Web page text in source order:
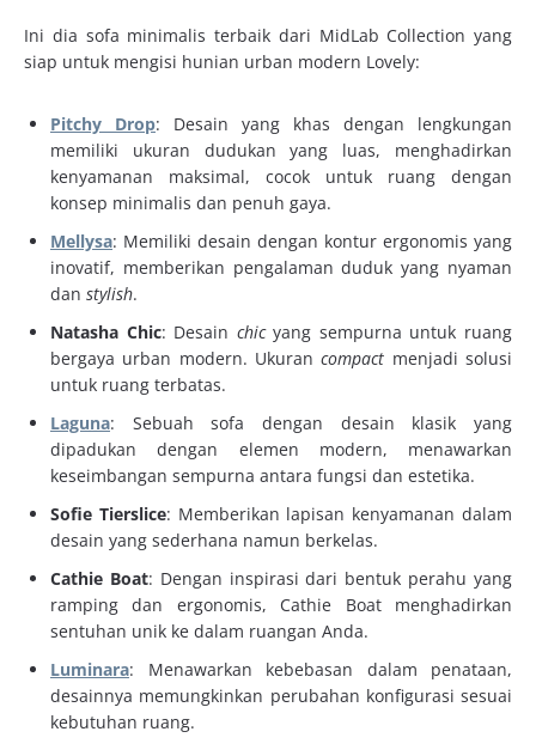
Ini dia sofa minimalis terbaik dari MidLab Collection yang
siap untuk mengisi hunian urban modern Lovely:
Pitchy Drop: Desain yang khas dengan lengkungan
memiliki ukuran dudukan yang luas, menghadirkan
kenyamanan maksimal, cocok untuk ruang dengan
konsep minimalis dan penuh gaya.
Mellysa: Memiliki desain dengan kontur ergonomis yang
inovatif, memberikan pengalaman duduk yang nyaman
dan stylish.
Natasha Chic: Desain chicyang sempurna untuk ruang
bergaya urban modern. Ukurancompact menjadi solusi
untuk ruang terbatas.
Laguna: Sebuah sofa dengan desain klasik yang
dipadukan dengan elemen modern, menawarkan
keseimbangan sempurna antara fungsi dan estetika.
Sofie Tierslice: Memberikan lapisan kenyamanan dalam
desain yang sederhana namun berkelas.
Cathie Boat: Dengan inspirasi dari bentuk perahu yang
ramping dan ergonomis, Cathie Boat menghadirkan
sentuhan unik ke dalam ruangan Anda.
Luminara: Menawarkan kebebasan dalam penataan,
desainnya memungkinkan perubahan konfigurasi sesuai
kebutuhan ruang.